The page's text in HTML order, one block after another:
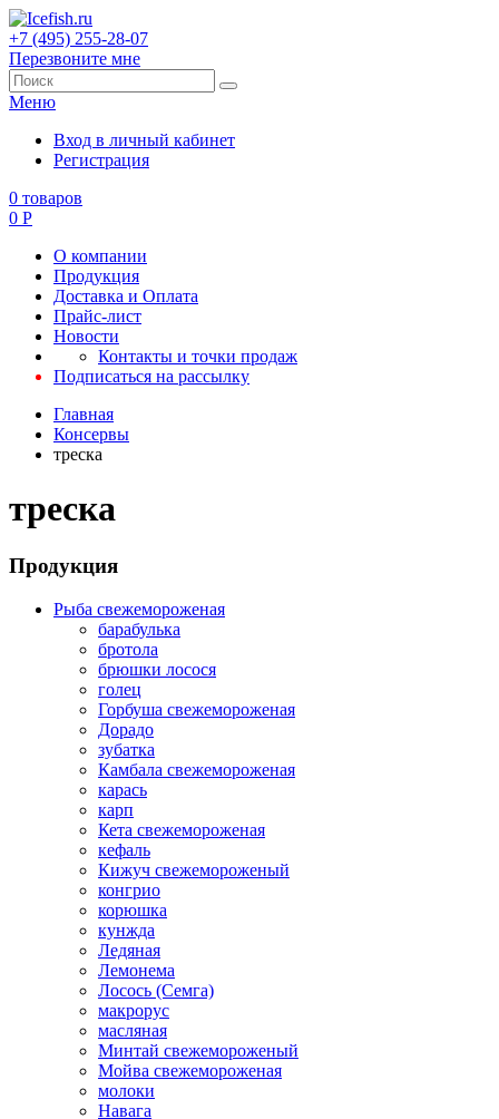
+7 (495) 255-28-07
Перезвоните мне
Меню
Вход в личный кабинет
Регистрация
0 товаров
0 Р
О компании
Продукция
Доставка и Оплата
Прайс-лист
Новости
Контакты и точки продаж
Подписаться на рассылку
Главная
Консервы
треска
треска
Продукция
Рыба свежемороженая
барабулька
бротола
брюшки лосося
голец
Горбуша свежемороженая
Дорадо
зубатка
Камбала свежемороженая
карась
карп
Кета свежемороженая
кефаль
Кижуч свежемороженый
конгрио
корюшка
кунжда
Ледяная
Лемонема
Лосось (Семга)
макрорус
масляная
Минтай свежемороженый
Мойва свежемороженая
молоки
Навага